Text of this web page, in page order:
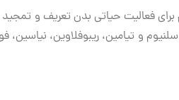
برای فعالیت حیاتی بدن تعریف و
و تیامین، ریبوفلاوین، نیاسین،